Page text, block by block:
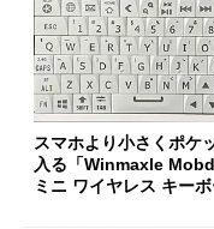
スマホより小さくポケ
入る「Winmaxle
ミニ ワイヤレス キー